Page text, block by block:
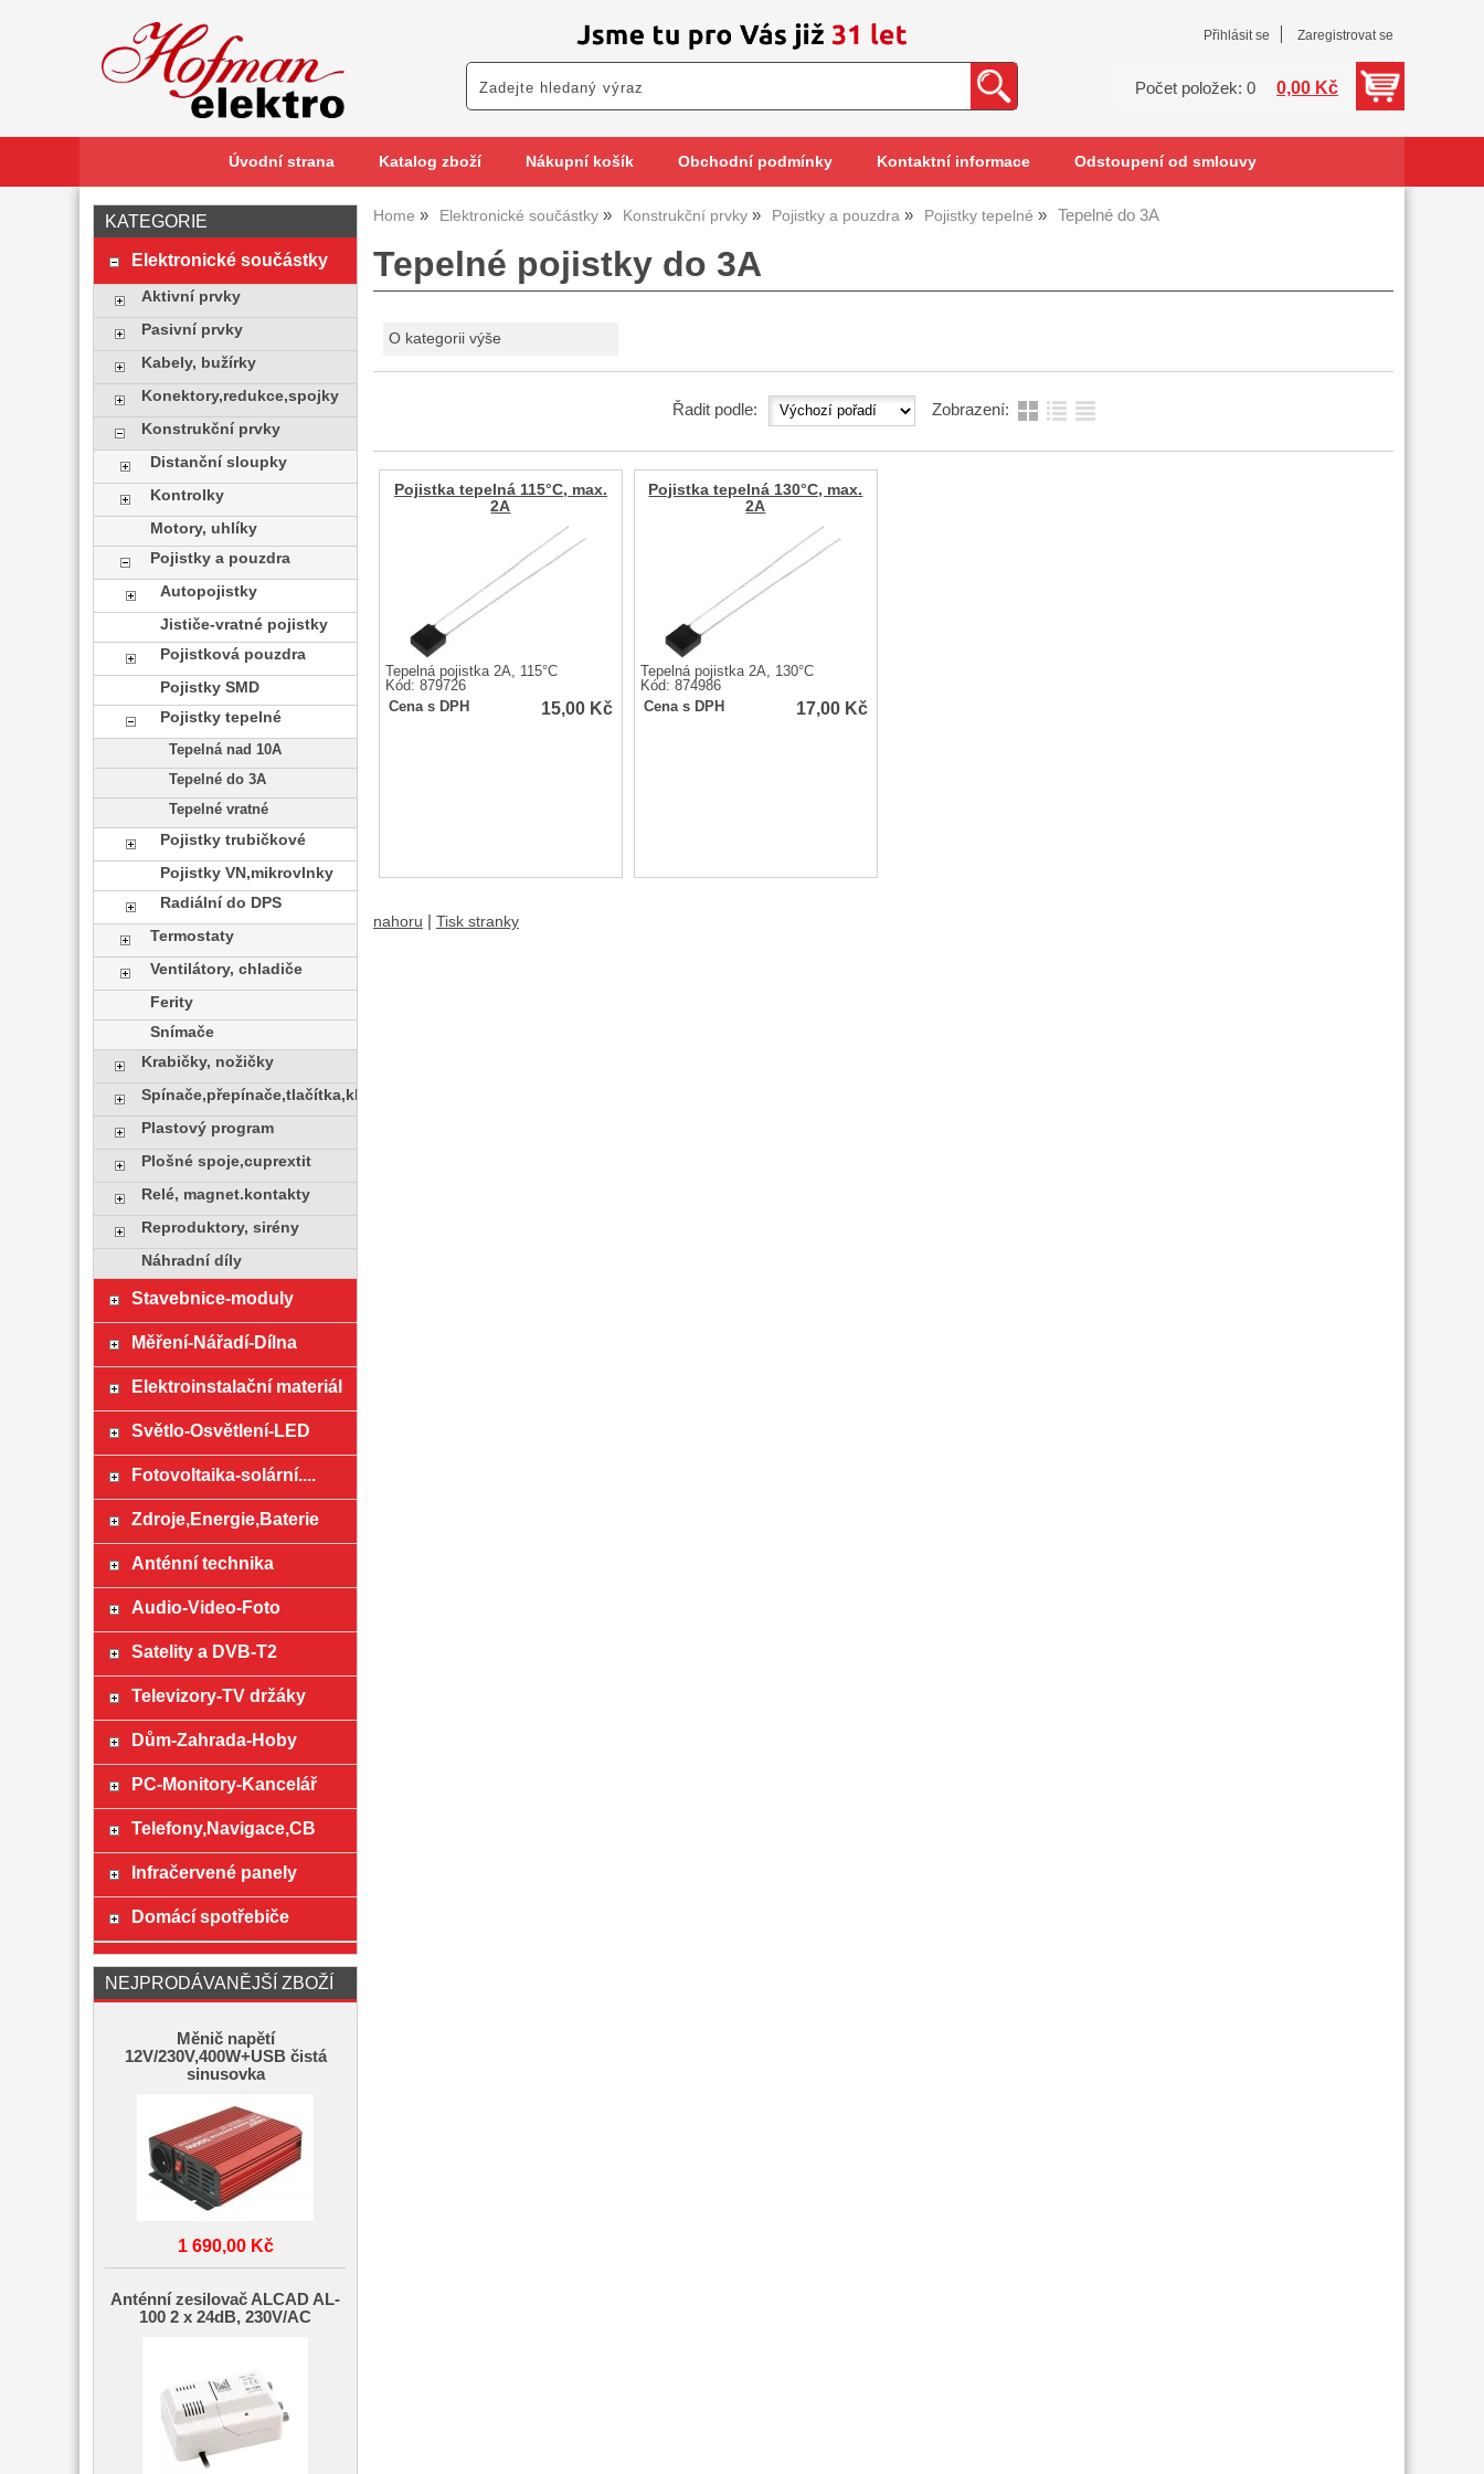
Přihlásit se Zaregistrovat se
Počet položek: 0 0,00 Kč
Úvodní strana Katalog zboží Nákupní košík Obchodní podmínky Kontaktní informace Odstoupení od smlouvy
Home Elektronické součástky Konstrukční prvky Pojistky a pouzdra Pojistky tepelné Tepelné do 3A
Tepelné pojistky do 3A
O kategorii výše
Řadit podle: Zobrazení:
Pojistka tepelná 115°C, max.
2A
Tepelná pojistka 2A, 115°C
Kód: 879726
Cena s DPH
15,00 Kč
Pojistka tepelná 130°C, max.
2A
Tepelná pojistka 2A, 130°C
Kód: 874986
Cena s DPH
17,00 Kč
nahoru Tisk stranky
KATEGORIE
Elektronické součástky
Aktivní prvky
Pasivní prvky
Kabely, bužírky
Konektory,redukce,spojky
Konstrukční prvky
Distanční sloupky
Kontrolky
Motory, uhlíky
Pojistky a pouzdra
Autopojistky
Jističe-vratné pojistky
Pojistková pouzdra
Pojistky SMD
Pojistky tepelné
Tepelná nad 10A
Tepelné do 3A
Tepelné vratné
Pojistky trubičkové
Pojistky VN,mikrovlnky
Radiální do DPS
Termostaty
Ventilátory, chladiče
Ferity
Snímače
Krabičky, nožičky
Spínače,přepínače,tlačítka,klávesy
Plastový program
Plošné spoje,cuprextit
Relé, magnet.kontakty
Reproduktory, sirény
Náhradní díly
Stavebnice-moduly
Měření-Nářadí-Dílna
Elektroinstalační materiál
Světlo-Osvětlení-LED
Fotovoltaika-solární....
Zdroje,Energie,Baterie
Anténní technika
Audio-Video-Foto
Satelity a DVB-T2
Televizory-TV držáky
Dům-Zahrada-Hoby
PC-Monitory-Kancelář
Telefony,Navigace,CB
Infračervené panely
Domácí spotřebiče
NEJPRODÁVANĚJŠÍ ZBOŽÍ
Měnič napětí
12V/230V,400W+USB čistá
sinusovka
1 690,00 Kč
Anténní zesilovač ALCAD AL-
100 2 x 24dB, 230V/AC